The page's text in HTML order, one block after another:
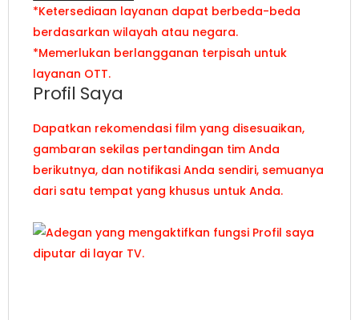
*Ketersediaan layanan dapat berbeda-beda
berdasarkan wilayah atau negara.
*Memerlukan berlangganan terpisah untuk
layanan OTT.
Profil Saya
Dapatkan rekomendasi film yang disesuaikan,
gambaran sekilas pertandingan tim Anda
berikutnya, dan notifikasi Anda sendiri, semuanya
dari satu tempat yang khusus untuk Anda.